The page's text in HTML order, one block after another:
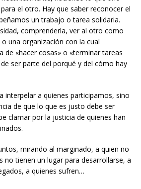
el otro. Hay que saber reconocer el
un trabajo o tarea solidaria.
comprenderla, ver al otro como
una organización con la cual
de «hacer cosas» o «terminar tareas
ser parte del porqué y del cómo hay
interpelar a quienes participamos, sino
de que lo que es justo debe ser
clamar por la justicia de quienes han
mirando al marginado, a quien no
no tienen un lugar para desarrollarse, a
a quienes sufren…